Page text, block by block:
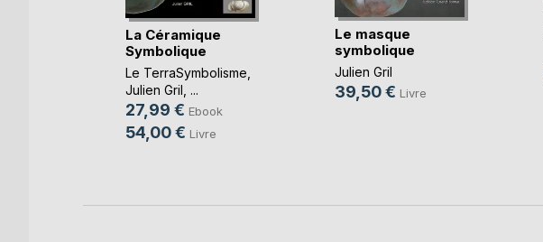
La Céramique
Symbolique
Le TerraSymbolisme
Julien Gril , ...
27,99 € Ebook
54,00 € Livre
Le masque
symbolique
Julien Gril
39,50 € Livre